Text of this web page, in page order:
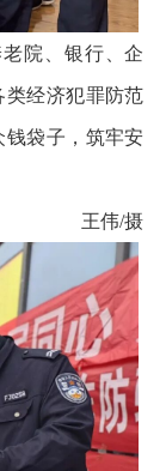
院、银行、企
类经济犯罪防范
袋子，筑牢安
王伟/摄